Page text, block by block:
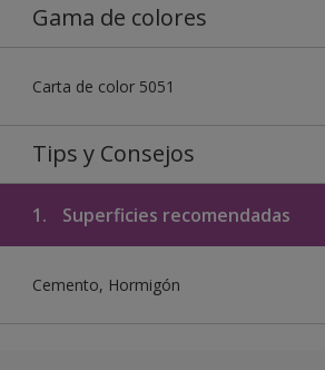
Gama de colores
Carta de color 5051
Tips y Consejos
1. Superficies recomendadas
Cemento, Hormigón